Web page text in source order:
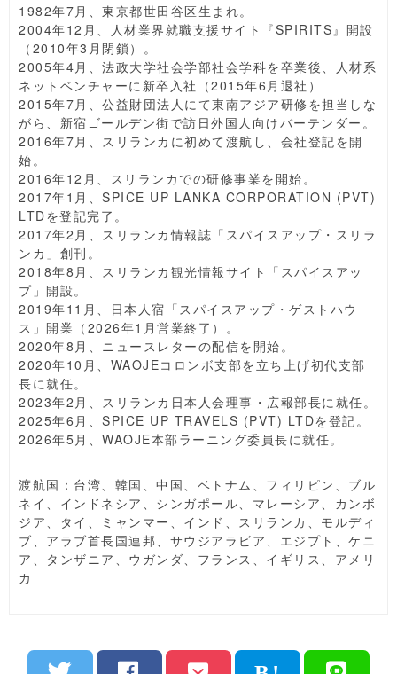
1982年7月、東京都世田谷区生まれ。
2004年12月、人材業界就職支援サイト『SPIRITS』開設
（2010年3月閉鎖）。
2005年4月、法政大学社会学部社会学科を卒業後、人材系
ネットベンチャーに新卒入社（2015年6月退社）
2015年7月、公益財団法人にて東南アジア研修を担当しな
がら、新宿ゴールデン街で訪日外国人向けバーテンダー。
2016年7月、スリランカに初めて渡航し、会社登記を開
始。
2016年12月、スリランカでの研修事業を開始。
2017年1月、SPICE UP LANKA CORPORATION (PVT)
LTDを登記完了。
2017年2月、スリランカ情報誌「スパイスアップ・スリラ
ンカ」創刊。
2018年8月、スリランカ観光情報サイト「スパイスアッ
プ」開設。
2019年11月、日本人宿「スパイスアップ・ゲストハウ
ス」開業（2026年1月営業終了）。
2020年8月、ニュースレターの配信を開始。
2020年10月、WAOJEコロンボ支部を立ち上げ初代支部
長に就任。
2023年2月、スリランカ日本人会理事・広報部長に就任。
2025年6月、SPICE UP TRAVELS (PVT) LTDを登記。
2026年5月、WAOJE本部ラーニング委員長に就任。
渡航国：台湾、韓国、中国、ベトナム、フィリピン、ブル
ネイ、インドネシア、シンガポール、マレーシア、カンボ
ジア、タイ、ミャンマー、インド、スリランカ、モルディ
ブ、アラブ首長国連邦、サウジアラビア、エジプト、ケニ
ア、タンザニア、ウガンダ、フランス、イギリス、アメリ
カ